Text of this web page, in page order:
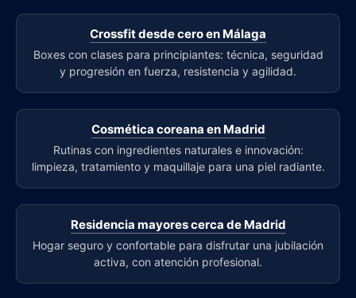
Crossfit desde cero en Málaga
Boxes con clases para principiantes: técnica, seguridad
y progresión en fuerza, resistencia y agilidad.
Cosmética coreana en Madrid
Rutinas con ingredientes naturales e innovación:
limpieza, tratamiento y maquillaje para una piel radiante.
Residencia mayores cerca de Madrid
Hogar seguro y confortable para disfrutar una jubilación
activa, con atención profesional.